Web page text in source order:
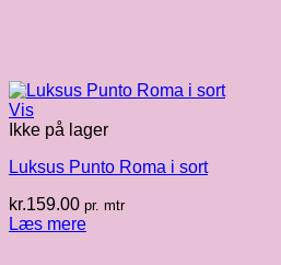
Vis
Ikke på lager
Luksus Punto Roma i sort
kr.159.00 pr. mtr
Læs mere